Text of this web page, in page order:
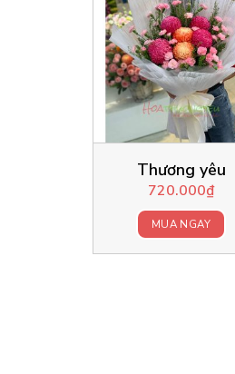
Thương yêu
720.000₫
MUA NGAY